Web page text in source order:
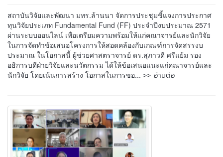
สถาบันวิจัยและพัฒนา มทร.ล้านนา จัดการประชุมชี้แจงการประกาศ
ทุนวิจัยประเภท Fundamental Fund (FF) ประจำปีงบประมาณ 2571
ผ่านระบบออนไลน์ เพื่อเตรียมความพร้อมให้แก่คณาจารย์และนักวิจัย
ในการจัดทำข้อเสนอโครงการให้สอดคล้องกับเกณฑ์การจัดสรรงบ
ประมาณ ในโอกาสนี้ ผู้ช่วยศาสตราจารย์ ดร.สุภาวดี ศรีแย้ม รอง
อธิการบดีฝ่ายวิจัยและนวัตกรรม ได้ให้ข้อเสนอแนะแก่คณาจารย์และ
นักวิจัย โดยเน้นการสร้าง โอกาสในการขอ... >> อ่านต่อ